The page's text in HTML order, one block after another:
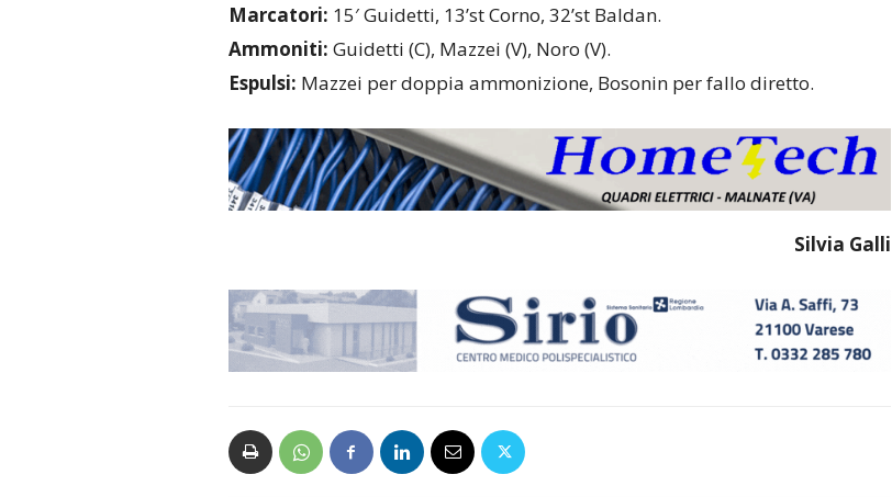
Marcatori: 15′ Guidetti, 13’st Corno, 32’st Baldan.
Ammoniti: Guidetti (C), Mazzei (V), Noro (V).
Espulsi: Mazzei per doppia ammonizione, Bosonin per fallo diretto.
Silvia Galli